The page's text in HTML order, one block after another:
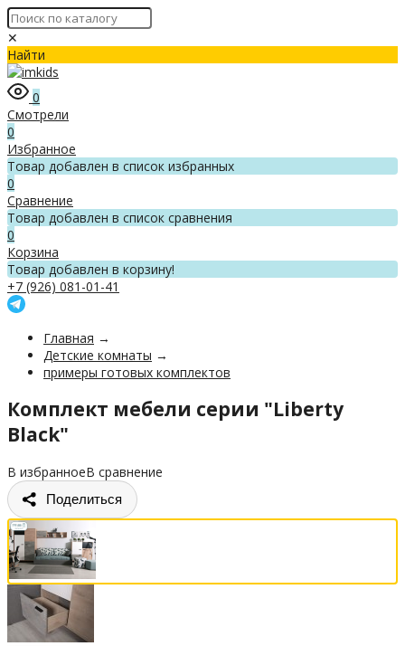
✕
Найти
0
Смотрели
0
Избранное
Товар добавлен в список избранных
0
Сравнение
Товар добавлен в список сравнения
0
Корзина
Товар добавлен в корзину!
+7 (926) 081-01-41
Главная →
Детские комнаты →
примеры готовых комплектов
Комплект мебели серии "Liberty
Black"
В избранноеВ сравнение
Поделиться